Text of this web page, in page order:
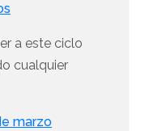
a este ciclo
cualquier
marzo